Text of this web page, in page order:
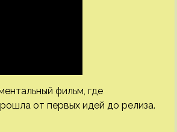
фильм, где
от первых идей до релиза.